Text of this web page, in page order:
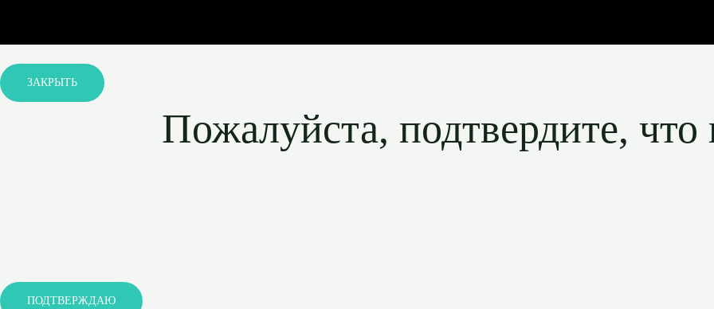
ЗАКРЫТЬ
Пожалуйста, подтвердите, что
ПОДТВЕРЖДАЮ